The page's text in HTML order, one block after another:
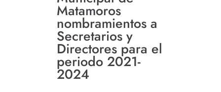
Matamoros
nombramientos a
Secretarios y
Directores para el
periodo 2021-
2024